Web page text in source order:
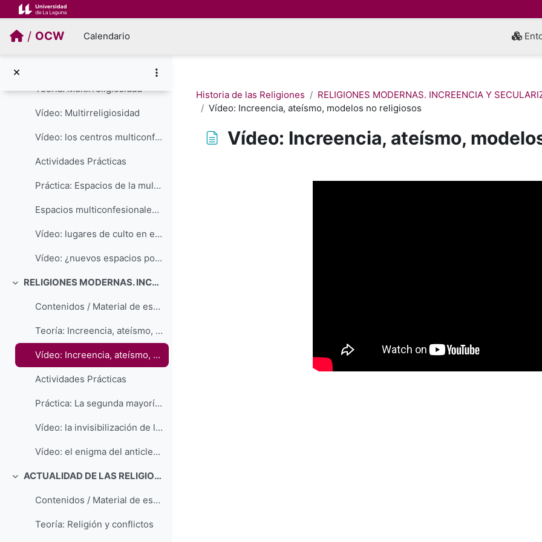
Salta al contenido principal
/ OCW Calendario
Vídeo: Entrevista a José María Contreras. La religión en las constituciones españolas
Colapsar
Teoría: Multirreligiosidad
Vídeo: Multirreligiosidad
Vídeo: los centros multiconfesionales, presentación general
Actividades Prácticas
Práctica: Espacios de la multirreligiosidad: los lugares de culto en el aeropuerto de Barajas (Madrid)
Espacios multiconfesionales (revisión general)
Vídeo: lugares de culto en el aeropuerto de Madrid-Barajas
Vídeo: ¿nuevos espacios postreligiosos?: los centros multiconfesionales
Colapsar RELIGIONES MODERNAS. INCREENCIA Y SECULARIZACIÓN
Contenidos / Material de estudio
Teoría: Increencia, ateísmo, modelos no religiosos
Vídeo: Increencia, ateísmo, modelos no religiosos
Actividades Prácticas
Práctica: La segunda mayoría en España: las sendas de la increencia
Vídeo: la invisibilización de la increencia en España
Vídeo: el enigma del anticlericalismo español
Colapsar ACTUALIDAD DE LAS RELIGIONES. CONFLICTOS
Contenidos / Material de estudio
Teoría: Religión y conflictos
Historia de las Religiones
RELIGIONES MODERNAS. INCREENCIA Y
Vídeo: Increencia, ateísmo, modelos no religiosos
Vídeo: Increencia, ateísmo,